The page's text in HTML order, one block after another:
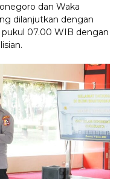
dan Waka
dilanjutkan dengan
07.00 WIB dengan